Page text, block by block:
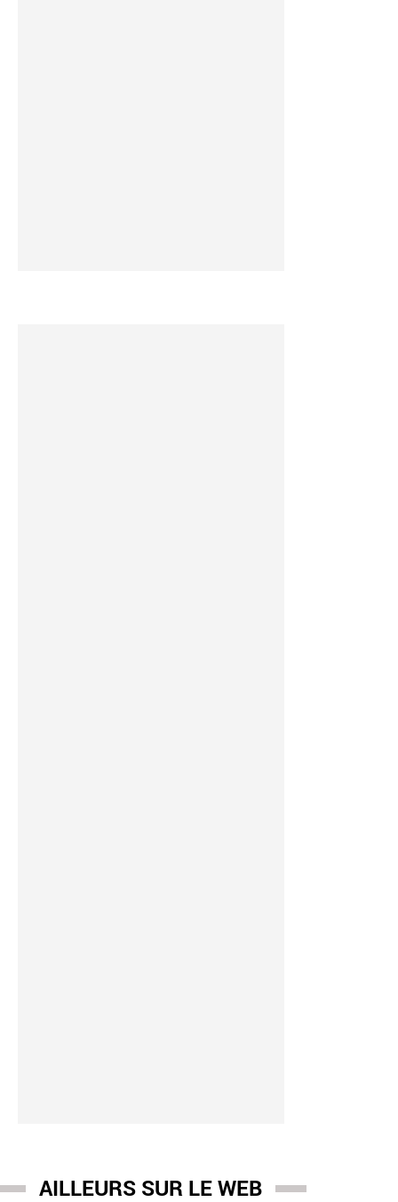
AILLEURS SUR LE WEB